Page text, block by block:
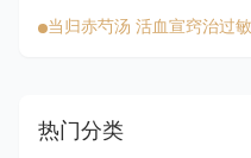
当归赤芍汤 活血宣窍治过
热门分类